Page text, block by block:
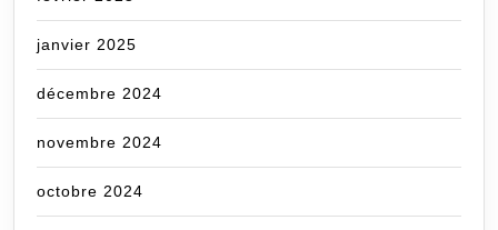
janvier 2025
décembre 2024
novembre 2024
octobre 2024